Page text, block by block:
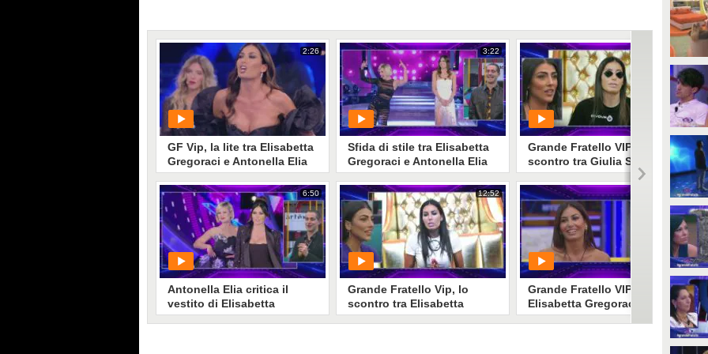
2:26
GF Vip, la lite tra Elisabetta
Gregoraci e Antonella Elia
PLAY
36330• diMediaset
6:50
Antonella Elia critica il
vestito di Elisabetta
Gregoraci
3:22
Sfida di stile tra Elisabetta
Gregoraci e Antonella Elia
PLAY
52• diMediaset
12:52
Grande Fratello Vip, lo
scontro tra Elisabetta
Gregoraci e Giulia Salemi
9:34
Grande Fratello VIP - Lo
scontro tra Giulia Salemi e
Elisabetta Gregoraci
PLAY
2526• diMediaset
12:50
Grande Fratello VIP -
Elisabetta Gregoraci contro
tutti